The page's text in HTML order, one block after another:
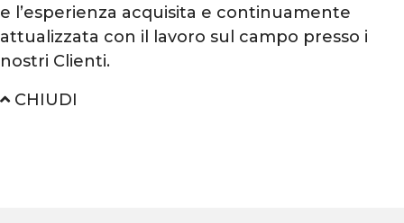
e l’esperienza acquisita e continuamente
attualizzata con il lavoro sul campo presso i
nostri Clienti.
CHIUDI